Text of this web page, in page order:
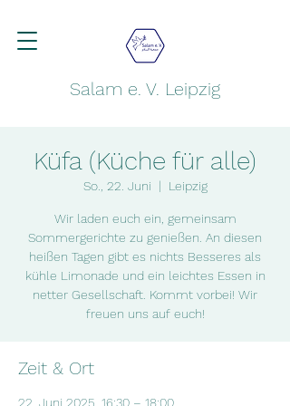
Salam e. V. Leipzig
Küfa (Küche für alle)
So., 22. Juni
  |
Leipzig
Wir laden euch ein, gemeinsam
Sommergerichte zu genießen. An diesen
heißen Tagen gibt es nichts Besseres als
kühle Limonade und ein leichtes Essen in
netter Gesellschaft. Kommt vorbei! Wir
freuen uns auf euch!
Zeit & Ort
22. Juni 2025, 16:30 – 18:00